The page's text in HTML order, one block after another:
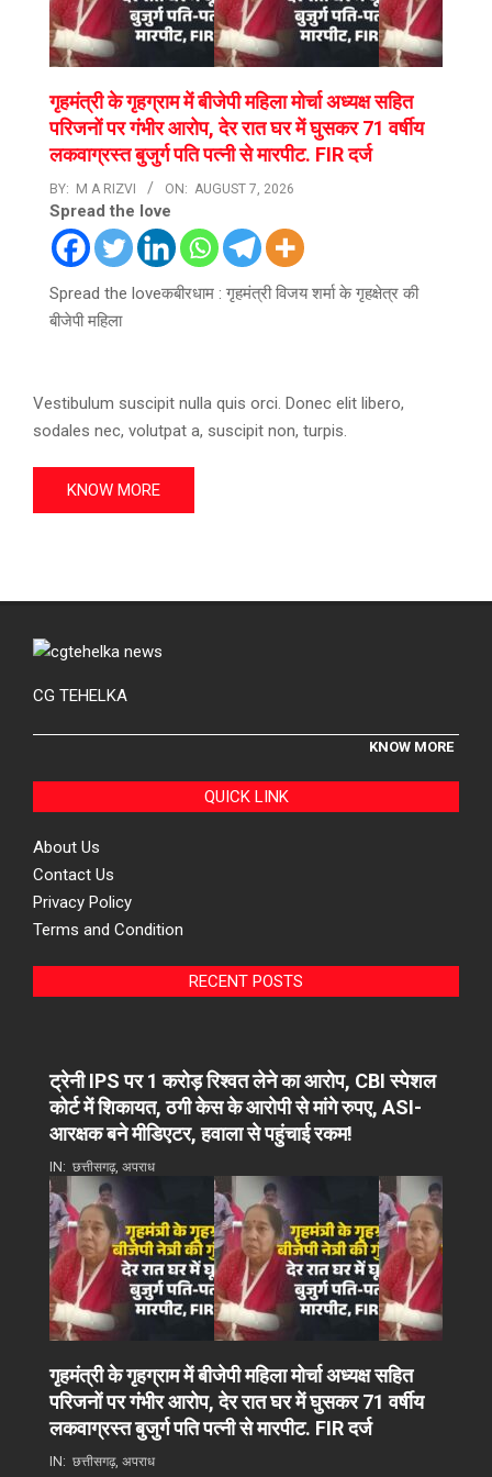
गृहमंत्री के गृहग्राम में बीजेपी महिला मोर्चा अध्यक्ष सहित
परिजनों पर गंभीर आरोप, देर रात घर में घुसकर 71 वर्षीय
लकवाग्रस्त बुजुर्ग पति पत्नी से मारपीट. FIR दर्ज
BY: M A RIZVI ON: AUGUST 7, 2026
Spread the love
Spread the loveकबीरधाम : गृहमंत्री विजय शर्मा के गृहक्षेत्र की
बीजेपी महिला
Vestibulum suscipit nulla quis orci. Donec elit libero,
sodales nec, volutpat a, suscipit non, turpis.
KNOW MORE
CG TEHELKA
KNOW MORE
QUICK LINK
About Us
Contact Us
Privacy Policy
Terms and Condition
RECENT POSTS
ट्रेनी IPS पर 1 करोड़ रिश्वत लेने का आरोप, CBI स्पेशल
कोर्ट में शिकायत, ठगी केस के आरोपी से मांगे रुपए, ASI-
आरक्षक बने मीडिएटर, हवाला से पहुंचाई रकम!
IN: छत्तीसगढ़, अपराध
गृहमंत्री के गृहग्राम में बीजेपी महिला मोर्चा अध्यक्ष सहित
परिजनों पर गंभीर आरोप, देर रात घर में घुसकर 71 वर्षीय
लकवाग्रस्त बुजुर्ग पति पत्नी से मारपीट. FIR दर्ज
IN: छत्तीसगढ़, अपराध